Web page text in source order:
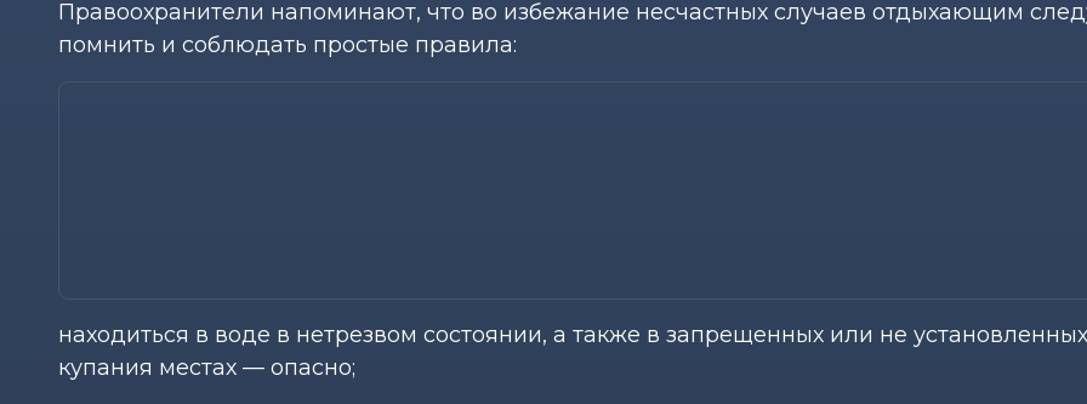
Правоохранители напоминают, что во избежание несчастных случаев отдыхающим
помнить и соблюдать простые правила:
находиться в воде в нетрезвом состоянии, а также в запрещенных или не
купания местах — опасно;